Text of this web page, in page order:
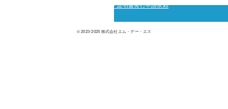
カーボン・オフセット証明書発行申請依頼
© 2023-2025 株式会社エム・デー・エス